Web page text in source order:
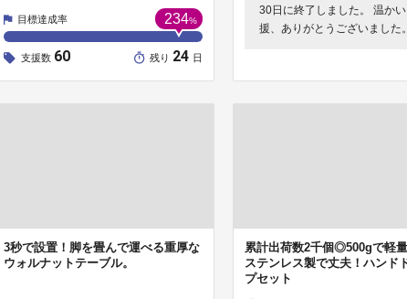
目標達成率 234%
支援数 60 残り 24 日
30日に終了しました。 温か
援、ありがとうございました。
3秒で設置！脚を畳んで運べる重厚な
ウォルナットテーブル。
累計出荷数2千個◎500gで軽
ステンレス製で丈夫！ハンド
プセット